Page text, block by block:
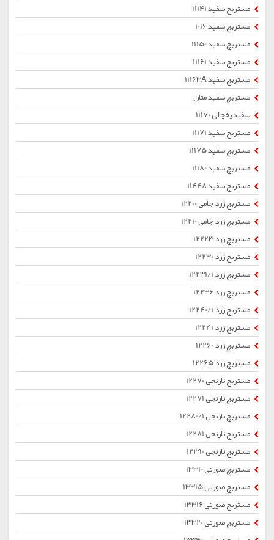
مستربچ سفید 11141
مستربچ سفید 1016
مستربچ سفید 11150
مستربچ سفید 11161
مستربچ سفید 11163A
مستربچ سفید متان
سفید یخچالی 11170
مستربچ سفید 11171
مستربچ سفید 11175
مستربچ سفید 11180
مستربچ سفید 11448
مستربچ زرد جامی 12200
مستربچ زرد جامی 12210
مستربچ زرد 12223
مستربچ زرد 12230
مستربچ زرد 12231/1
مستربچ زرد 12236
مستربچ زرد 12240/1
مستربچ زرد 12241
مستربچ زرد 12260
مستربچ زرد 12265
مستربچ نارنجی 12270
مستربچ نارنجی 12271
مستربچ نارنجی 12280/1
مستربچ نارنجی 12281
مستربچ نارنجی 12290
مستربچ صورتی 13310
مستربچ صورتی 13315
مستربچ صورتی 13316
مستربچ صورتی 13320